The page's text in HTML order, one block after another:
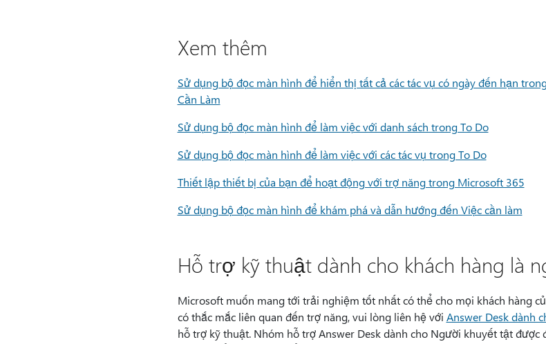
Xem thêm
Sử dụng bộ đọc màn hình để hiển thị tất cả các tác vụ có ngày đến hạn
Cần Làm
Sử dụng bộ đọc màn hình để làm việc với danh sách trong To Do
Sử dụng bộ đọc màn hình để làm việc với các tác vụ trong To Do
Thiết lập thiết bị của bạn để hoạt động với trợ năng trong Microsoft 365
Sử dụng bộ đọc màn hình để khám phá và dẫn hướng đến Việc cần làm
Hỗ trợ kỹ thuật dành cho khách hàng là
Microsoft muốn mang tới trải nghiệm tốt nhất có thể cho mọi khách hàng
có thắc mắc liên quan đến trợ năng, vui lòng liên hệ với Answer Desk dành
hỗ trợ kỹ thuật. Nhóm hỗ trợ Answer Desk dành cho Người khuyết tật